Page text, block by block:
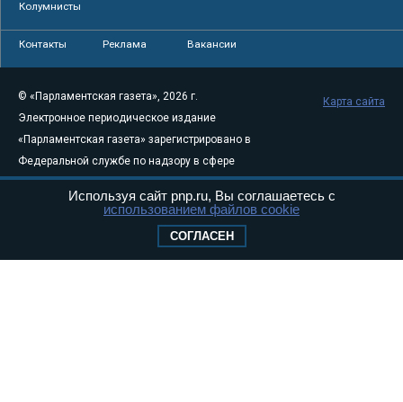
Колумнисты
Контакты Реклама Вакансии
© «Парламентская газета», 2026 г.
Электронное периодическое издание
«Парламентская газета» зарегистрировано в
Федеральной службе по надзору в сфере
связи, информационных технологий и
массовых коммуникаций (Роскомнадзор) 05
Свидетельство о регистрации Эл № ФС77-
Карта сайта
Используя сайт pnp.ru, Вы соглашаетесь с
использованием файлов cookie
СОГЛАСЕН